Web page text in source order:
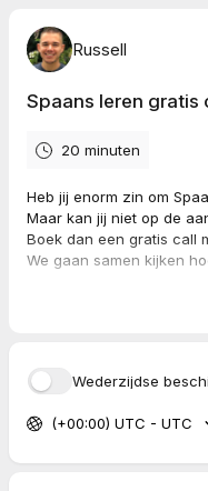
Russell
Spaans leren gratis
20 minuten
Heb jij enorm zin om
Maar kan jij niet op de
Boek dan een gratis call
We gaan samen kijken
Wederzijdse
(+00:00) UTC - UTC